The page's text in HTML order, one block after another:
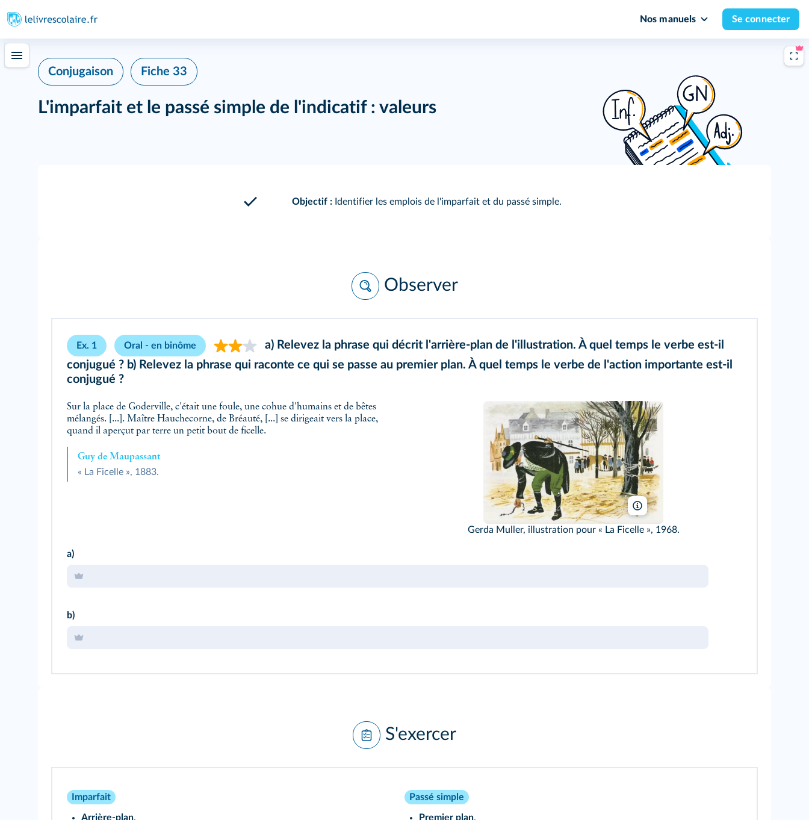
Nos manuels Se connecter
Conjugaison Fiche 33
L'imparfait et le passé simple de l'indicatif : valeurs
Objectif : Identifier les emplois de l'imparfait et du passé simple.
Observer
Ex. 1 Oral - en binôme
a) Relevez la phrase qui décrit l'arrière-plan de l'illustration. À quel temps le verbe est-il
conjugué ? b) Relevez la phrase qui raconte ce qui se passe au premier plan. À quel temps le verbe de l'action importante est-il
conjugué ?
Sur la place de Goderville, c'était une foule, une cohue d'humains et de bêtes
mélangés. [...]. Maître Hauchecorne, de Bréauté, [...] se dirigeait vers la place,
quand il aperçut par terre un petit bout de ficelle.
Guy de Maupassant
« La Ficelle », 1883.
Gerda Muller/DR
Gerda Muller, illustration pour « La Ficelle », 1968.
a)
b)
S'exercer
Imparfait
Arrière-plan.
Passé simple
Premier plan.